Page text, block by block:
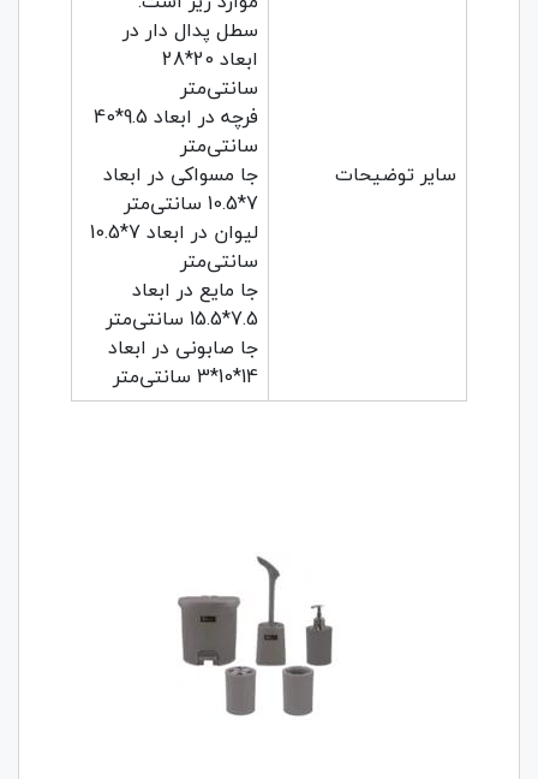
سایر توضیحات
سطل پدال دار در
ابعاد 20*28
سانتی‌متر
فرچه در ابعاد 9.5*40
سانتی‌متر
جا مسواکی در ابعاد
7*10.5 سانتی‌متر
لیوان در ابعاد 7*10.5
سانتی‌متر
جا مایع در ابعاد
7.5*15.5 سانتی‌متر
جا صابونی در ابعاد
14*10*3 سانتی‌متر